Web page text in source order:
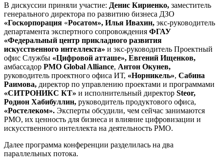
В дискуссии приняли участие: Денис Кириенко, заместитель
генерального директора по развитию бизнеса ДЗО
«Госкорпорация «Росатом», Илья Ивахин, экс-руководитель
департамента экспертного сопровождения ФГАУ
«Федеральный центр прикладного развития
искусственного интеллекта» и экс-руководитель Проектный
офис Службы «Цифровой атташе», Евгений Ищенков,
амбассадор PMO Global Alliance, Антон Окунев,
руководитель проектного офиса ИТ, «Норникель», Сабина
Раимова, директор по управлению проектами и программами
«СИТРОНИКС КТ» и исполнительный директор Steor,
Родион Хабибуллин, руководитель продуктового офиса,
«Ростелеком». Эксперты обсудили, чем сейчас занимаются
РМО, их ценность для бизнеса и влияние цифровизации и
искусственного интеллекта на деятельность PMO.
Далее программа конференции разделилась на два
параллельных потока.